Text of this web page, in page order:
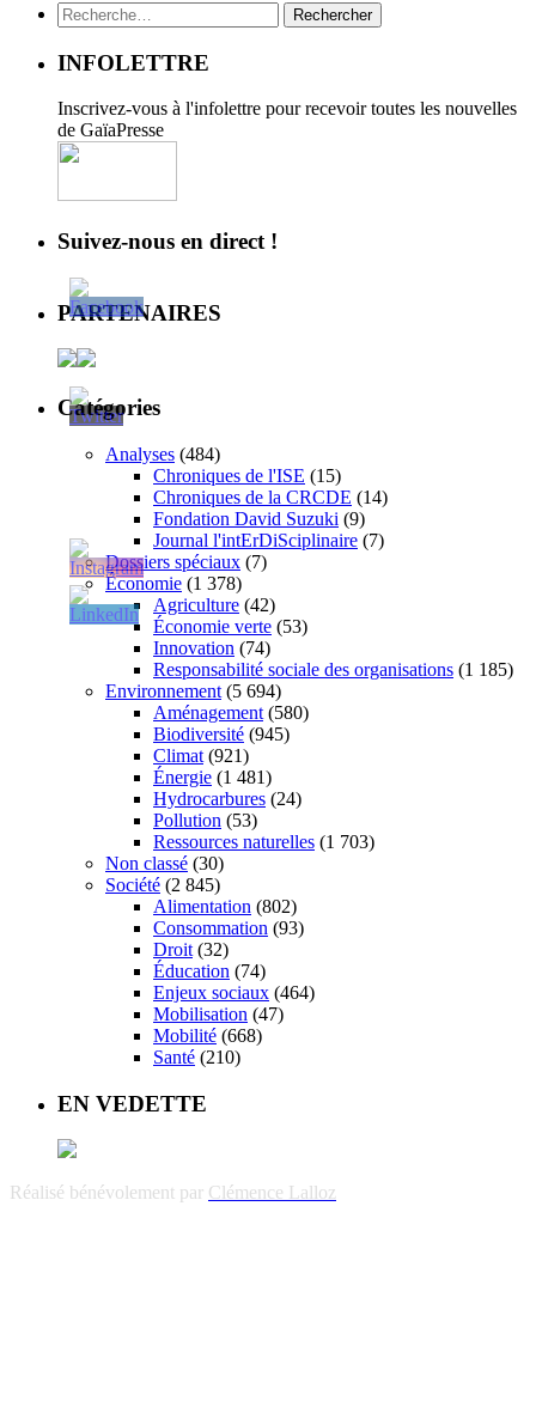
Rechercher :
INFOLETTRE
Inscrivez-vous à l'infolettre pour recevoir toutes les nouvelles
de GaïaPresse
Suivez-nous en direct !
PARTENAIRES
Catégories
Analyses (484)
Chroniques de l'ISE (15)
Chroniques de la CRCDE (14)
Fondation David Suzuki (9)
Journal l'intErDiSciplinaire (7)
Dossiers spéciaux (7)
Économie (1 378)
Agriculture (42)
Économie verte (53)
Innovation (74)
Responsabilité sociale des organisations (1 185)
Environnement (5 694)
Aménagement (580)
Biodiversité (945)
Climat (921)
Énergie (1 481)
Hydrocarbures (24)
Pollution (53)
Ressources naturelles (1 703)
Non classé (30)
Société (2 845)
Alimentation (802)
Consommation (93)
Droit (32)
Éducation (74)
Enjeux sociaux (464)
Mobilisation (47)
Mobilité (668)
Santé (210)
EN VEDETTE
Réalisé bénévolement par Clémence Lalloz